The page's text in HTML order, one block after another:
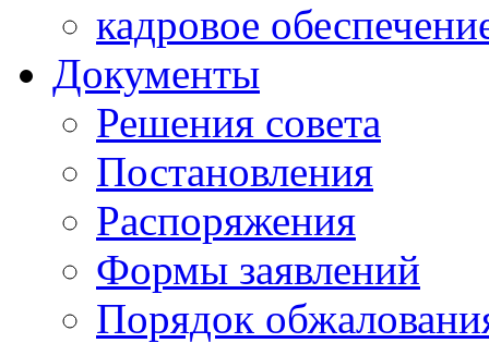
кадровое
Документы
Решения совета
Постановления
Распоряжения
Формы заявлений
Порядок